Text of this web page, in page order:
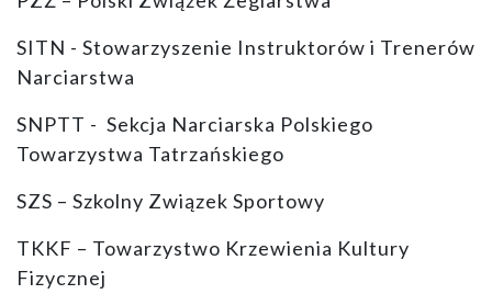
SITN - Stowarzyszenie Instruktorów i Trenerów
Narciarstwa
SNPTT - Sekcja Narciarska Polskiego
Towarzystwa Tatrzańskiego
SZS – Szkolny Związek Sportowy
TKKF – Towarzystwo Krzewienia Kultury
Fizycznej